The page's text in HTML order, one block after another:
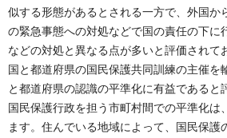
似する形態があるとされる一方で、外国か
の緊急事態への対処などで国の責任の下に
などの対処と異なる点が多いと評価されて
国と都道府県の国民保護共同訓練の主催を
と都道府県の認識の平準化に有益であると
国民保護行政を担う市町村間での平準化は
ます。住んでいる地域によって、国民保護